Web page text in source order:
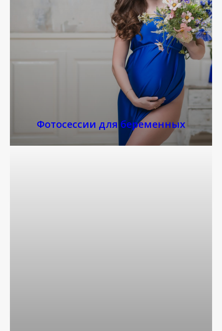
Фотосессии для беременных